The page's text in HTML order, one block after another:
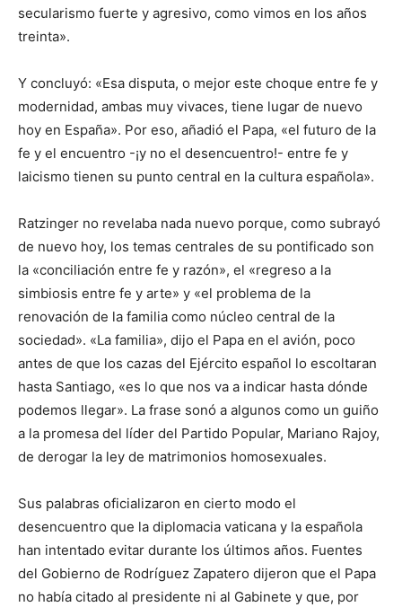
secularismo fuerte y agresivo, como vimos en los años
treinta».
Y concluyó: «Esa disputa, o mejor este choque entre fe y
modernidad, ambas muy vivaces, tiene lugar de nuevo
hoy en España». Por eso, añadió el Papa, «el futuro de la
fe y el encuentro -¡y no el desencuentro!- entre fe y
laicismo tienen su punto central en la cultura española».
Ratzinger no revelaba nada nuevo porque, como subrayó
de nuevo hoy, los temas centrales de su pontificado son
la «conciliación entre fe y razón», el «regreso a la
simbiosis entre fe y arte» y «el problema de la
renovación de la familia como núcleo central de la
sociedad». «La familia», dijo el Papa en el avión, poco
antes de que los cazas del Ejército español lo escoltaran
hasta Santiago, «es lo que nos va a indicar hasta dónde
podemos llegar». La frase sonó a algunos como un guiño
a la promesa del líder del Partido Popular, Mariano Rajoy,
de derogar la ley de matrimonios homosexuales.
Sus palabras oficializaron en cierto modo el
desencuentro que la diplomacia vaticana y la española
han intentado evitar durante los últimos años. Fuentes
del Gobierno de Rodríguez Zapatero dijeron que el Papa
no había citado al presidente ni al Gabinete y que, por